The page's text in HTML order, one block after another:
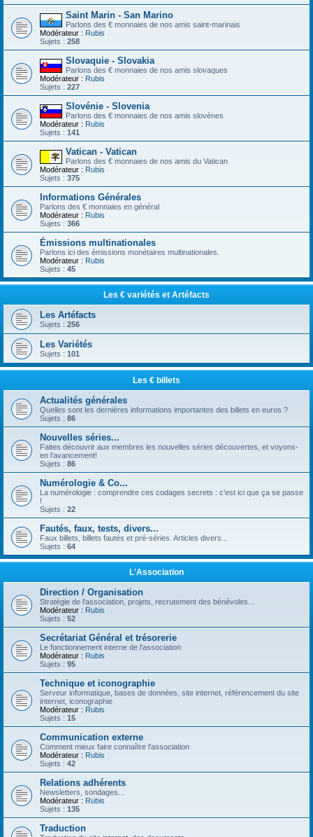
Saint Marin - San Marino
Parlons des € monnaies de nos amis saint-marinais
Modérateur : Rubis
Sujets : 258
Slovaquie - Slovakia
Parlons des € monnaies de nos amis slovaques
Modérateur : Rubis
Sujets : 227
Slovénie - Slovenia
Parlons des € monnaies de nos amis slovènes
Modérateur : Rubis
Sujets : 141
Vatican - Vatican
Parlons des € monnaies de nos amis du Vatican
Modérateur : Rubis
Sujets : 375
Informations Générales
Parlons des € monnaies en général
Modérateur : Rubis
Sujets : 366
Émissions multinationales
Parlons ici des émissions monétaires multinationales.
Modérateur : Rubis
Sujets : 45
Les € variétés et Artéfacts
Les Artéfacts
Sujets : 256
Les Variétés
Sujets : 101
Les € billets
Actualités générales
Quelles sont les dernières informations importantes des billets en euros ?
Sujets : 86
Nouvelles séries...
Faites découvrir aux membres les nouvelles séries découvertes, et voyons-
en l'avancement!
Sujets : 86
Numérologie & Co...
La numérologie : comprendre ces codages secrets : c'est ici que ça se passe
!
Sujets : 22
Fautés, faux, tests, divers...
Faux billets, billets fautés et pré-séries. Articles divers...
Sujets : 64
L'Association
Direction / Organisation
Stratégie de l'association, projets, recrutement des bénévoles...
Modérateur : Rubis
Sujets : 52
Secrétariat Général et trésorerie
Le fonctionnement interne de l'association
Modérateur : Rubis
Sujets : 95
Technique et iconographie
Serveur informatique, bases de données, site internet, référencement du site
internet, iconographie
Modérateur : Rubis
Sujets : 15
Communication externe
Comment mieux faire connaître l'association
Modérateur : Rubis
Sujets : 42
Relations adhérents
Newsletters, sondages...
Modérateur : Rubis
Sujets : 135
Traduction